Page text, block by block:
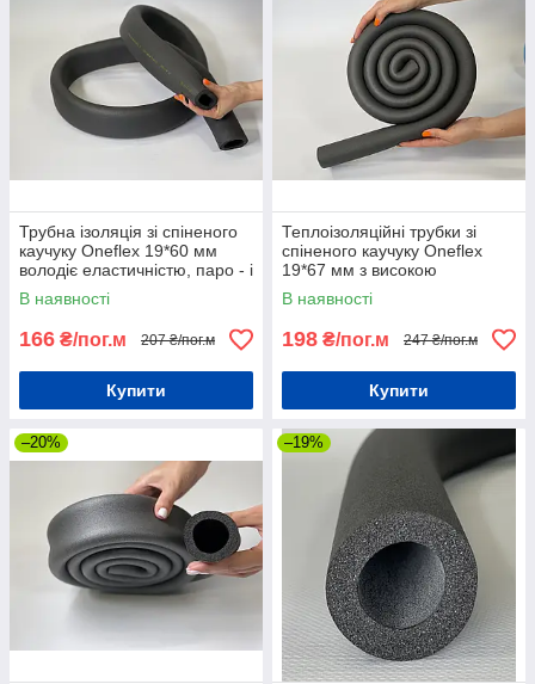
Трубна ізоляція зі спіненого
каучуку Oneflex 19*60 мм
володіє еластичністю, паро - і
водонепроникністю
В наявності
166 ₴/пог.м 207 ₴/пог.м
Купити
Теплоізоляційні трубки зі
спіненого каучуку Oneflex
19*67 мм з високою
вогнестійкістю
В наявності
198 ₴/пог.м 247 ₴/пог.м
Купити
–20% –19%